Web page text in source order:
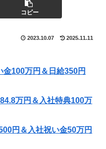
コピー
2023.10.07 2025.11.11
100万円＆日給350円
万円＆入社特典100万
円＆入社祝い金50万円